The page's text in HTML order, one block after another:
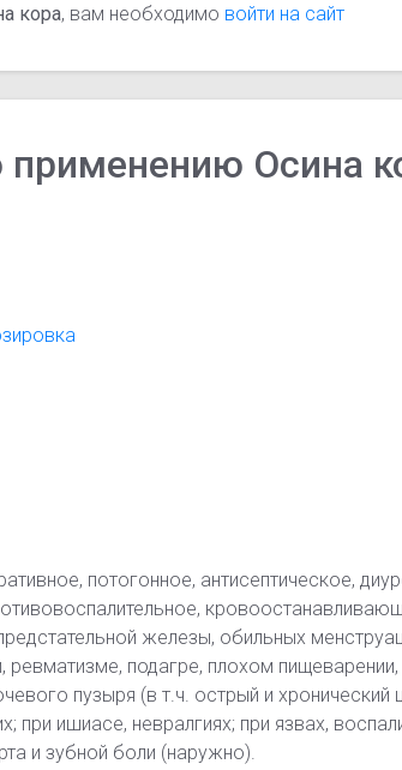
кора, вам необходимо войти на сайт
применению Осина
потогонное, антисептическое,
железы, обильных
ревматизме, подагре, плохом пищеварении,
пузыря (в т.ч. острый и хронический
при ишиасе, невралгиях; при язвах,
и зубной боли (наружно).